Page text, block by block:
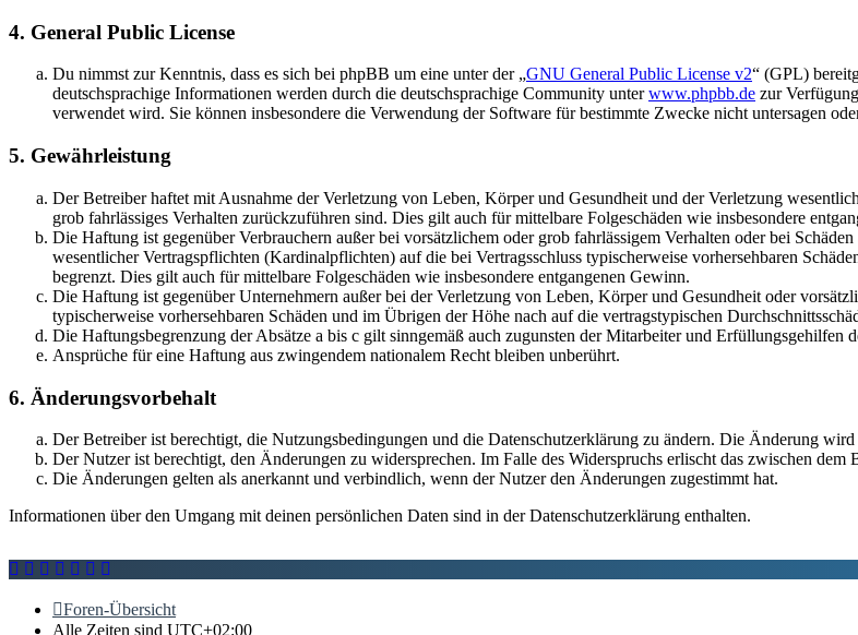
4. General Public License
Du nimmst zur Kenntnis, dass es sich bei phpBB um eine unter der „GNU General Public License v2“ (GPL)
deutschsprachige Informationen werden durch die deutschsprachige Community unterwww.phpbb.de zur
verwendet wird. Sie können insbesondere die Verwendung der Software für bestimmte Zwecke nicht untersagen
5. Gewährleistung
Der Betreiber haftet mit Ausnahme der Verletzung von Leben, Körper und Gesundheit und der Verletzung
grob fahrlässiges Verhalten zurückzuführen sind. Dies gilt auch für mittelbare Folgeschäden wie insbesondere
Die Haftung ist gegenüber Verbrauchern außer bei vorsätzlichem oder grob fahrlässigem Verhalten oder bei
wesentlicher Vertragspflichten (Kardinalpflichten) auf die bei Vertragsschluss typischerweise vorhersehbaren
begrenzt. Dies gilt auch für mittelbare Folgeschäden wie insbesondere entgangenen Gewinn.
Die Haftung ist gegenüber Unternehmern außer bei der Verletzung von Leben, Körper und Gesundheit oder
typischerweise vorhersehbaren Schäden und im Übrigen der Höhe nach auf die vertragstypischen
Die Haftungsbegrenzung der Absätze a bis c gilt sinngemäß auch zugunsten der Mitarbeiter und Erfüllungsgehilfen
Ansprüche für eine Haftung aus zwingendem nationalem Recht bleiben unberührt.
6. Änderungsvorbehalt
Der Betreiber ist berechtigt, die Nutzungsbedingungen und die Datenschutzerklärung zu ändern. Die Änderung
Der Nutzer ist berechtigt, den Änderungen zu widersprechen. Im Falle des Widerspruchs erlischt das zwischen
Die Änderungen gelten als anerkannt und verbindlich, wenn der Nutzer den Änderungen zugestimmt hat.
Informationen über den Umgang mit deinen persönlichen Daten sind in der Datenschutzerklärung enthalten.
Foren-Übersicht
Alle Zeiten sind UTC+02:00